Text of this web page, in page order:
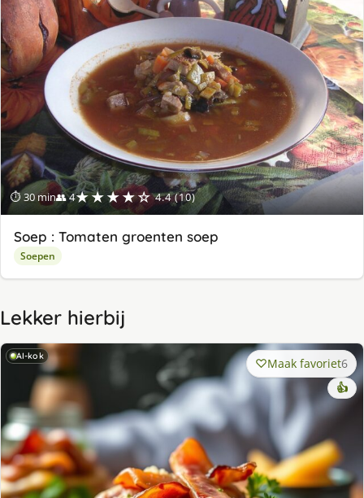
⏱ 30 min👥 4★★★★☆ 4.4 (10)
Soep : Tomaten groenten soep
Soepen
Lekker hierbij
AI-kok Maak favoriet6
👍